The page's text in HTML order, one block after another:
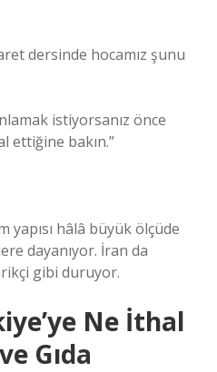
dersinde hocamız şunu
istiyorsanız önce
ettiğine bakın.”
yapısı hâlâ büyük ölçüde
dayanıyor. İran da
gibi duruyor.
Ne İthal
Gıda